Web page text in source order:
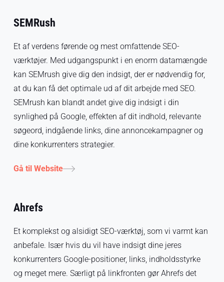
SEMRush
Et af verdens førende og mest omfattende SEO-
værktøjer. Med udgangspunkt i en enorm datamængde
kan SEMrush give dig den indsigt, der er nødvendig for,
at du kan få det optimale ud af dit arbejde med SEO.
SEMrush kan blandt andet give dig indsigt i din
synlighed på Google, effekten af dit indhold, relevante
søgeord, indgående links, dine annoncekampagner og
dine konkurrenters strategier.
Gå til Website
Ahrefs
Et komplekst og alsidigt SEO-værktøj, som vi varmt kan
anbefale. Især hvis du vil have indsigt dine jeres
konkurrenters Google-positioner, links, indholdsstyrke
og meget mere. Særligt på linkfronten gør Ahrefs det